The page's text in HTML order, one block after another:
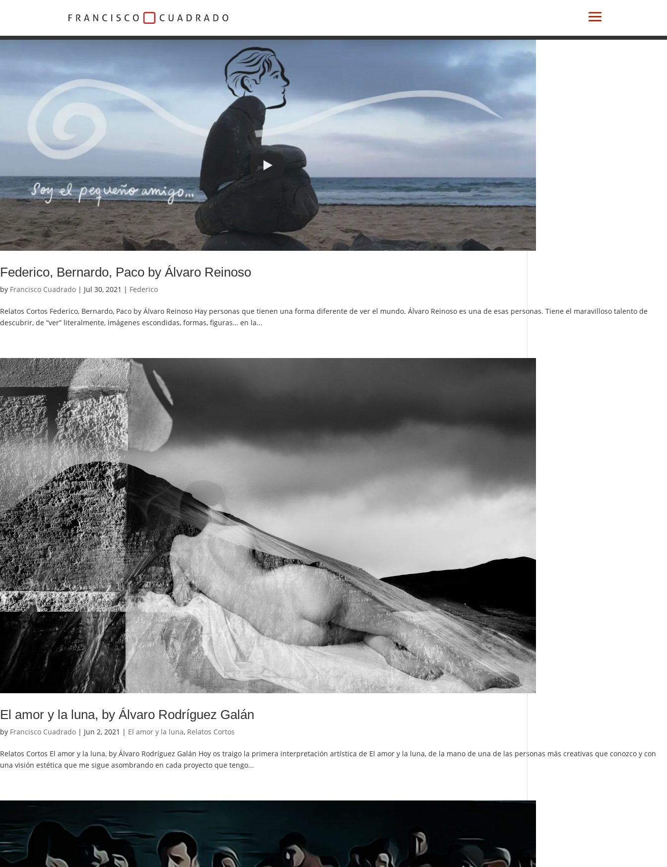
Federico, Bernardo, Paco by Álvaro Reinoso
by Francisco Cuadrado | Jul 30, 2021 | Federico
Relatos Cortos Federico, Bernardo, Paco by Álvaro Reinoso Hay personas que tienen una forma diferente de ver el mundo. Álvaro Reinoso es una de esas personas. Tiene el maravilloso talento de
descubrir, de “ver” literalmente, imágenes escondidas, formas, figuras… en la...
El amor y la luna, by Álvaro Rodríguez Galán
by Francisco Cuadrado | Jun 2, 2021 | El amor y la luna, Relatos Cortos
Relatos Cortos El amor y la luna, by Álvaro Rodríguez Galán Hoy os traigo la primera interpretación artística de El amor y la luna, de la mano de una de las personas más creativas que conozco y con
una visión estética que me sigue asombrando en cada proyecto que tengo...